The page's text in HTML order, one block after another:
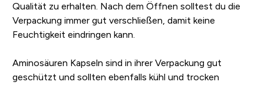
Qualität zu erhalten. Nach dem Öffnen solltest du die
Verpackung immer gut verschließen, damit keine
Feuchtigkeit eindringen kann.
Aminosäuren Kapseln sind in ihrer Verpackung gut
geschützt und sollten ebenfalls kühl und trocken